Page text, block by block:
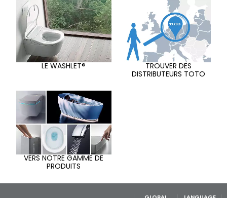
LE WASHLET®
TROUVER DES
DISTRIBUTEURS TOTO
VERS NOTRE GAMME DE
PRODUITS